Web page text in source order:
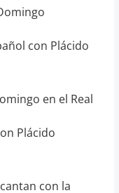
con Plácido
en el Real
Plácido
cantan con la